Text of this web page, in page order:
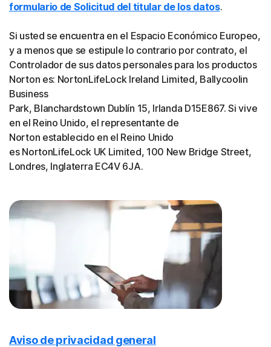
formulario de Solicitud del titular de los datos.
Si usted se encuentra en el Espacio Económico Europeo,
y a menos que se estipule lo contrario por contrato, el
Controlador de sus datos personales para los productos
Norton es: NortonLifeLock Ireland Limited, Ballycoolin
Business
Park, Blanchardstown Dublín 15, Irlanda D15E867. Si vive
en el Reino Unido, el representante de
Norton establecido en el Reino Unido
es NortonLifeLock UK Limited, 100 New Bridge Street,
Londres, Inglaterra EC4V 6JA.
Aviso de privacidad general